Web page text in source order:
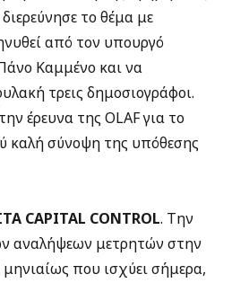
το θέμα με
από τον υπουργό
Καμμένο και να
τρεις δημοσιογράφοι.
έρευνα της OLAF για το
καλή σύνοψη της υπόθεσης
CAPITAL CONTROL. Την
αναλήψεων μετρητών στην
που ισχύει σήμερα,